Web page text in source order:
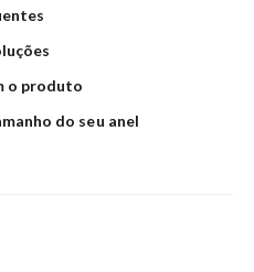
o produto
do seu anel